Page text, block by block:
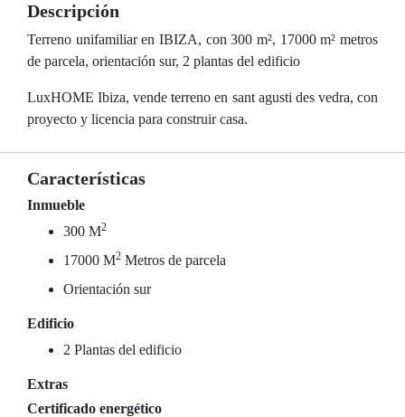
Descripción
Terreno unifamiliar en IBIZA, con 300 m², 17000 m² metros
de parcela, orientación sur, 2 plantas del edificio
LuxHOME Ibiza, vende terreno en sant agusti des vedra, con
proyecto y licencia para construir casa.
Características
Inmueble
300 M2
17000 M2 Metros de parcela
Orientación sur
Edificio
2 Plantas del edificio
Extras
Certificado energético